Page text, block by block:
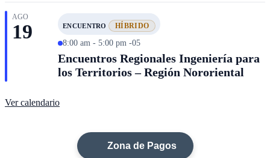
AGO
19 ENCUENTRO HÍBRIDO
8:00 am - 5:00 pm -05
Encuentros Regionales Ingeniería para
los Territorios – Región Nororiental
Ver calendario
Zona de Pagos